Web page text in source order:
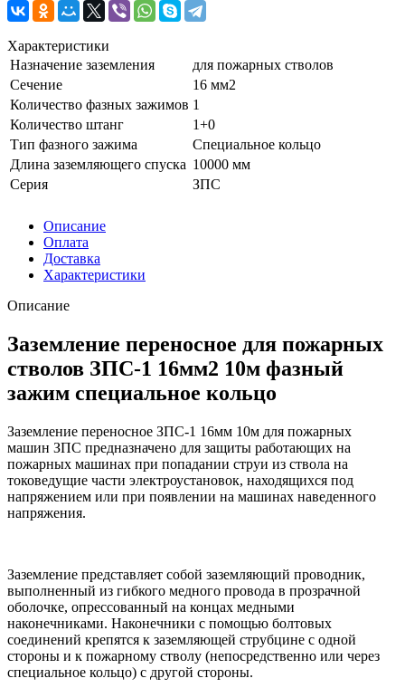
Характеристики
Назначение заземления
для пожарных стволов
Сечение
16 мм2
Количество фазных зажимов 1
Количество штанг
1+0
Тип фазного зажима
Специальное кольцо
Длина заземляющего спуска 10000 мм
Серия
ЗПС
Описание
Оплата
Доставка
Характеристики
Описание
Заземление переносное для пожарных
стволов ЗПС-1 16мм2 10м фазный
зажим специальное кольцо
Заземление переносное ЗПС-1 16мм 10м для пожарных
машин ЗПС предназначено для защиты работающих на
пожарных машинах при попадании струи из ствола на
токоведущие части электроустановок, находящихся под
напряжением или при появлении на машинах наведенного
напряжения.
Заземление представляет собой заземляющий проводник,
выполненный из гибкого медного провода в прозрачной
оболочке, опрессованный на концах медными
наконечниками. Наконечники с помощью болтовых
соединений крепятся к заземляющей струбцине с одной
стороны и к пожарному стволу (непосредственно или через
специальное кольцо) с другой стороны.